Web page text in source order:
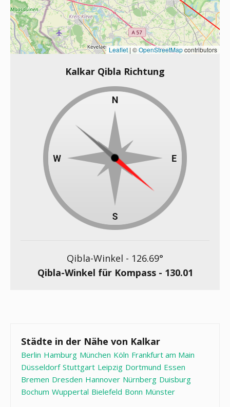
Leaflet | ©OpenStreetMapcontributors
Kalkar Qibla Richtung
Qibla-Winkel - 126.69°
Qibla-Winkel für Kompass - 130.01
Städte in der Nähe von Kalkar
Berlin Hamburg München Köln Frankfurt am Main
Düsseldorf Stuttgart Leipzig Dortmund Essen
Bremen Dresden Hannover Nürnberg Duisburg
Bochum Wuppertal Bielefeld Bonn Münster